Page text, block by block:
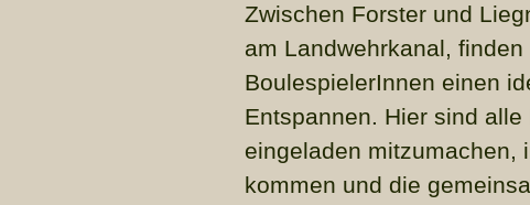
Zwischen Forster und
am Landwehrkanal,
BoulespielerInnen einen
Entspannen. Hier sind
eingeladen mitzumachen,
kommen und die